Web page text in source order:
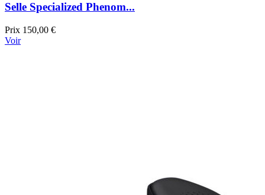
Selle Specialized Phenom...
Prix 150,00 €
Voir